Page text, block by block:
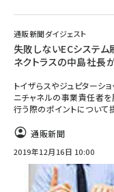
通販新聞ダイジェスト
失敗しないECシステム
ネクトラスの中島社長
トイザらスやジュピターシ
ニチャネルの事業責任者
行う際のポイントについて
通販新聞
2019年12月16日 10:00